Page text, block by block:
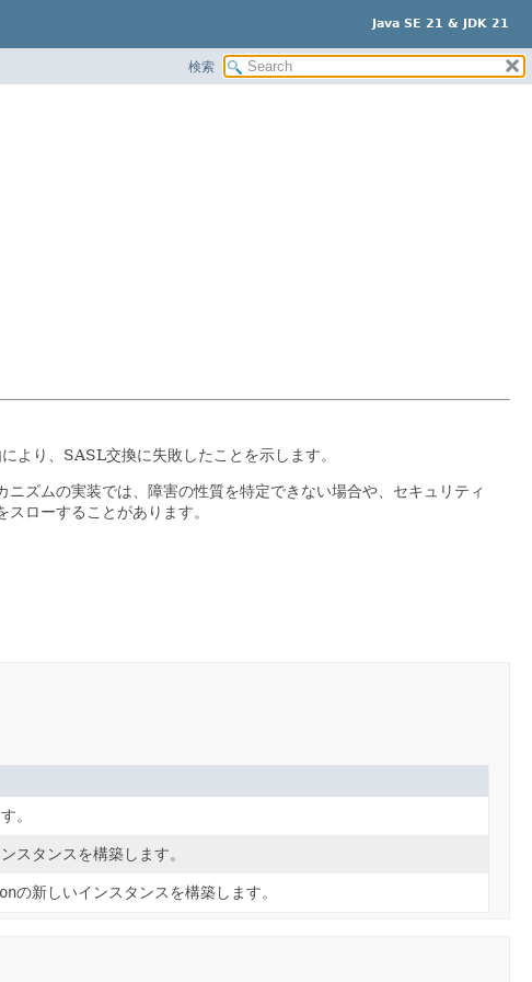
Java SE 21 & JDK 21
検索
より、SASL交換に失敗したことを示します。
ニズムの実装では、障害の性質を特定できない場合や、セキュリティ
ローすることがあります。
。
スタンスを構築します。
の新しいインスタンスを構築します。